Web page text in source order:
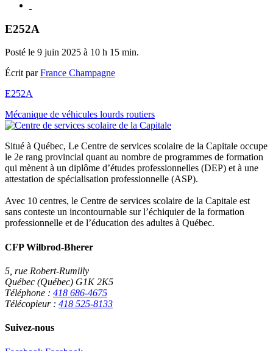
E252A
Posté le 9 juin 2025 à 10 h 15 min.
Écrit parFrance Champagne
E252A
Navigation
de
l’article
Mécanique de véhicules lourds routiers
Situé à Québec, Le Centre de services scolaire de la Capitale occupe
le 2e rang provincial quant au nombre de programmes de formation
qui mènent à un diplôme d’études professionnelles (DEP) et à une
attestation de spécialisation professionnelle (ASP).
Avec 10 centres, le Centre de services scolaire de la Capitale est
sans conteste un incontournable sur l’échiquier de la formation
professionnelle et de l’éducation des adultes à Québec.
CFP Wilbrod-Bherer
5, rue Robert-Rumilly
Québec (Québec) G1K 2K5
Téléphone : 418 686-4675
Télécopieur : 418 525-8133
Suivez-nous